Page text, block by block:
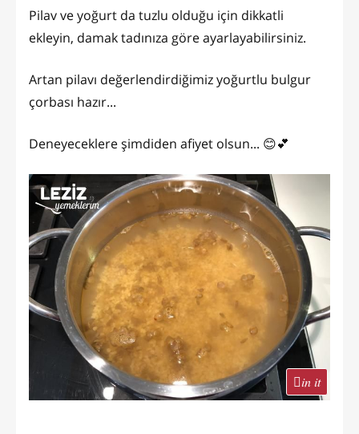
Pilav ve yoğurt da tuzlu olduğu için dikkatli
ekleyin, damak tadınıza göre ayarlayabilirsiniz.
Artan pilavı değerlendirdiğimiz yoğurtlu bulgur
çorbası hazır...
Deneyeceklere şimdiden afiyet olsun... 😊💕
in it